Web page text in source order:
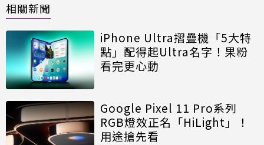
相關新聞
iPhone Ultra摺疊機「5大特
點」配得起Ultra名字！果粉
看完更心動
Google Pixel 11 Pro系列
RGB燈效正名「HiLight」！
用途搶先看